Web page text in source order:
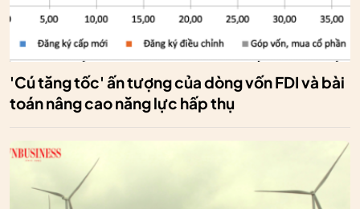
'Cú tăng tốc' ấn tượng của dòng vốn FDI và bài
toán nâng cao năng lực hấp thụ